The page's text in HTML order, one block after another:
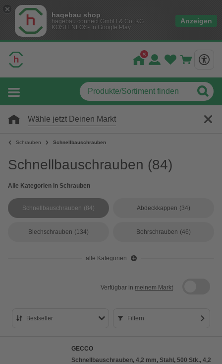
hagebau shop
hagebau connect GmbH & Co. KG
KOSTENLOS- In Google Play
Anzeigen
Wähle jetzt Deinen Markt
Schrauben Schnellbauschrauben
Schnellbauschrauben (84)
Alle Kategorien in Schrauben
Schnellbauschrauben (84) Abdeckkappen (34)
Blechschrauben (134) Bohrschrauben (46)
alle Kategorien
Verfügbar in meinem Markt
Bestseller
Preis aufsteigend
Filtern
GECCO
Schnellbauschrauben, 4,2 mm, Stahl, 500 Stk., 4,2